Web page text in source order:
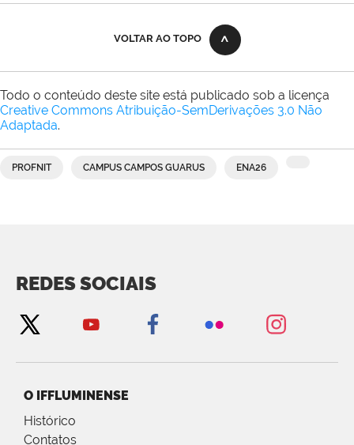
VOLTAR AO TOPO
Todo o conteúdo deste site está publicado sob a licença
Creative Commons Atribuição-SemDerivações 3.0 Não
Adaptada.
PROFNIT CAMPUS CAMPOS GUARUS ENA26
REDES SOCIAIS
O IFFLUMINENSE
Histórico
Contatos